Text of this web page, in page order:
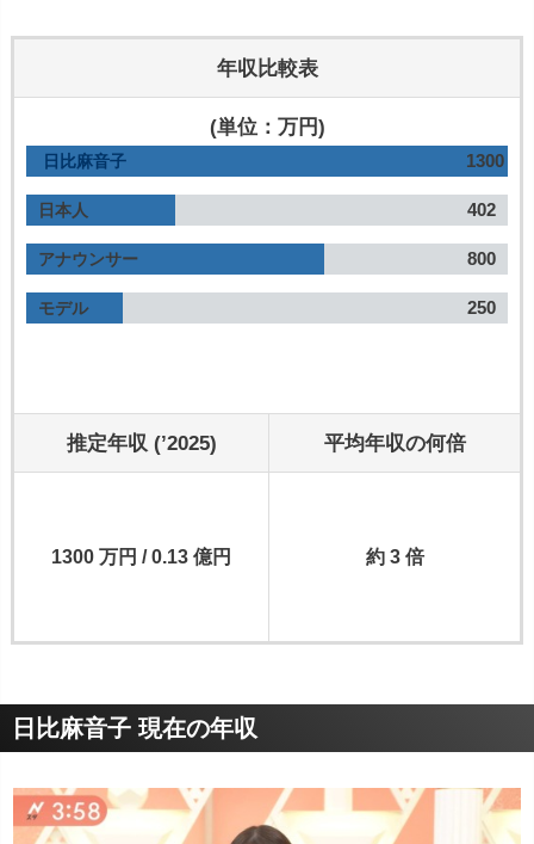
年収比較表
(単位：万円)
日比麻音子 1300
日本人 402
アナウンサー 800
モデル 250
推定年収 (’2025) 平均年収の何倍
1300 万円 / 0.13 億円 約 3 倍
日比麻音子 現在の年収